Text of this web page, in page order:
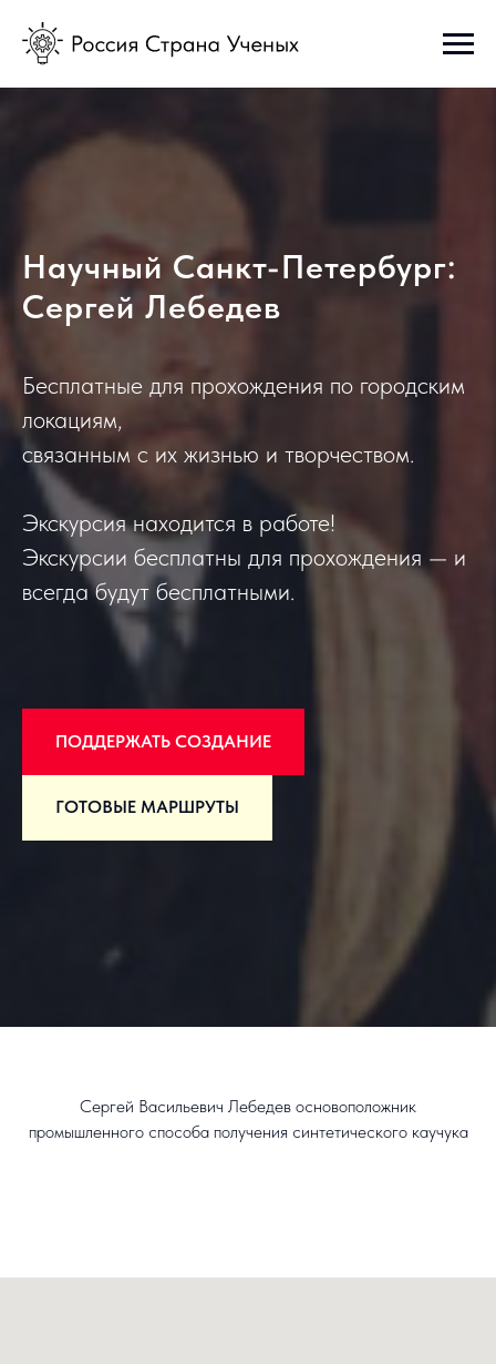
Научный Санкт-Петербург:
Сергей Лебедев
Бесплатные для прохождения по городским
локациям,
связанным с их жизнью и творчеством.
Экскурсия находится в работе!
Экскурсии бесплатны для прохождения — и
всегда будут бесплатными.
ПОДДЕРЖАТЬ СОЗДАНИЕ
ГОТОВЫЕ МАРШРУТЫ
Сергей Васильевич Лебедев основоположник
промышленного способа получения синтетического каучука